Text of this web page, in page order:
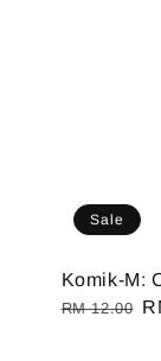
Sale
Komik-M:
Regular
RM 12.00